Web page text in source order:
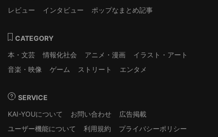
レビュー
インタビュー ポップなまとめ記事
CATEGORY
本・文芸
情報化社会 アニメ・漫画
イラスト・アート
音楽・映像
ゲーム ストリート エンタメ
SERVICE
KAI-YOUについて
お問い合わせ
広告掲載
ユーザー機能について
利用規約 プライバシーポリシー